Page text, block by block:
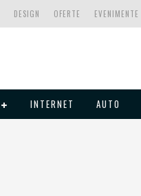
EVENIMENTE
OFERTE
DESIGN
INTERNET AUTO